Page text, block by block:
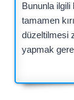
Bununla
tamamen
düzeltilmesi
yapmak